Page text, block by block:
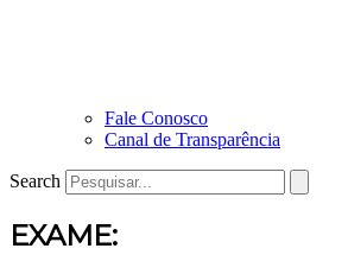
Fale Conosco
Canal de Transparência
Search
EXAME: